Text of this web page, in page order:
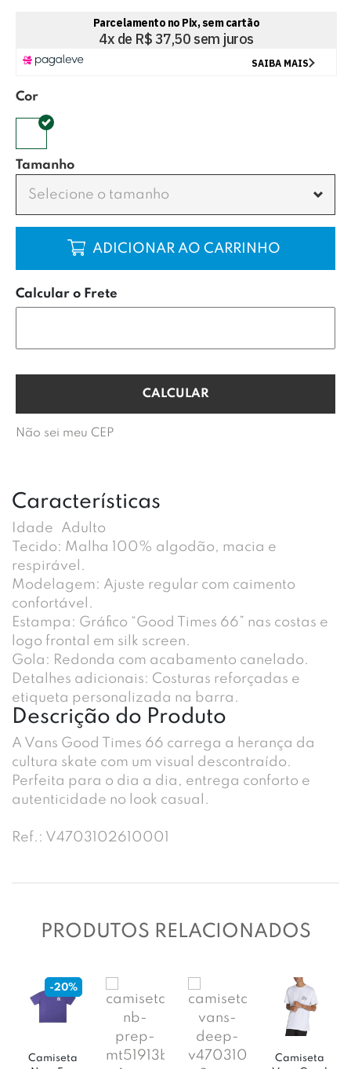
Cor
Tamanho
Selecione o tamanho
COMPRAR
Calcular o Frete
Não sei meu CEP
Características
Idade
Adulto
Tecido: Malha 100% algodão, macia e
respirável.
Modelagem: Ajuste regular com caimento
confortável.
Estampa: Gráfico “Good Times 66” nas costas e
logo frontal em silk screen.
Gola: Redonda com acabamento canelado.
Detalhes adicionais: Costuras reforçadas e
etiqueta personalizada na barra.
Descrição do Produto
A Vans Good Times 66 carrega a herança da
cultura skate com um visual descontraído.
Perfeita para o dia a dia, entrega conforto e
autenticidade no look casual.
Ref.: V4703102610001
PRODUTOS RELACIONADOS
Camiseta